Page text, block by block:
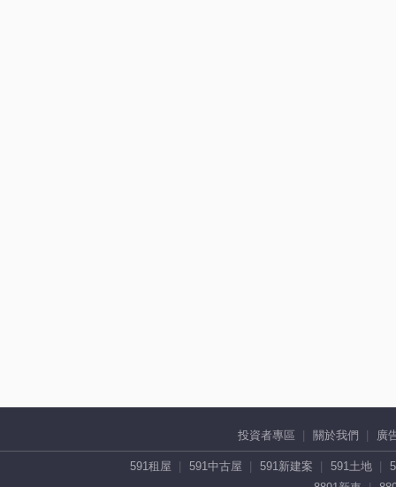
投資者專區 關於我們 廣
591租屋 591中古屋 591新建案 591土地